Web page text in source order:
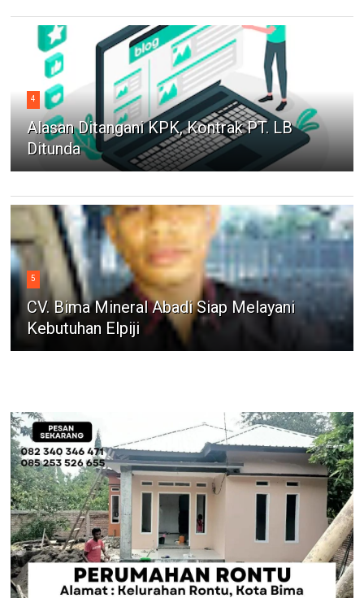
4
Alasan Ditangani KPK, Kontrak PT. LB
Ditunda
5
CV. Bima Mineral Abadi Siap Melayani
Kebutuhan Elpiji